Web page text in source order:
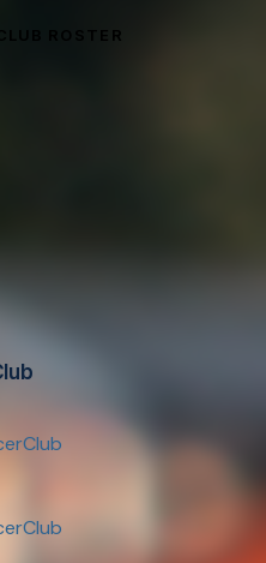
ROSTER